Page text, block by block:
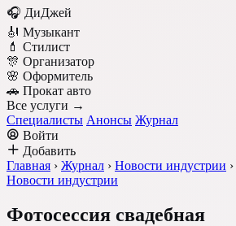
🎧 ДиДжей
🎻 Музыкант
💄 Стилист
🎊 Организатор
🌸 Оформитель
🚗 Прокат авто
Все услуги →
Специалисты Анонсы Журнал
Войти
Добавить
Главная › Журнал › Новости индустрии ›
Новости индустрии
Фотосессия свадебная